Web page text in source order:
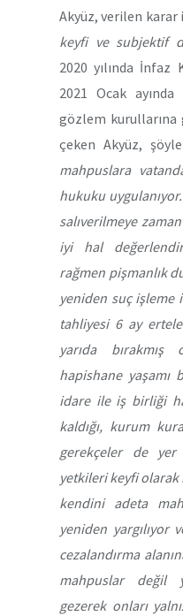
Akyüz, verilen karar
keyfi ve subjektif
2020 yılında İnfaz
2021 Ocak
gözlem
çeken Akyüz,
mahpuslara
hukuku
salıverilmeye
iyi hal
rağmen pişmanlık
yeniden suç
tahliyesi 6 ay
yarıda
hapishane yaşamı
idare ile iş birliği
kaldığı, kurum
gerekçeler de yer
yetkileri keyfi olarak
kendini adeta
yeniden yargılıyor
cezalandırma
mahpuslar değil
gezerek onları